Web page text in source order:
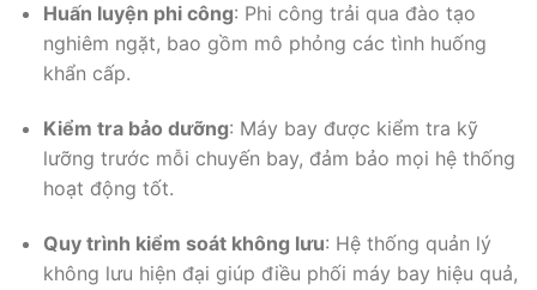
Huấn luyện phi công: Phi công trải qua đào tạo
nghiêm ngặt, bao gồm mô phỏng các tình huống
khẩn cấp.
Kiểm tra bảo dưỡng: Máy bay được kiểm tra kỹ
lưỡng trước mỗi chuyến bay, đảm bảo mọi hệ thống
hoạt động tốt.
Quy trình kiểm soát không lưu: Hệ thống quản lý
không lưu hiện đại giúp điều phối máy bay hiệu quả,